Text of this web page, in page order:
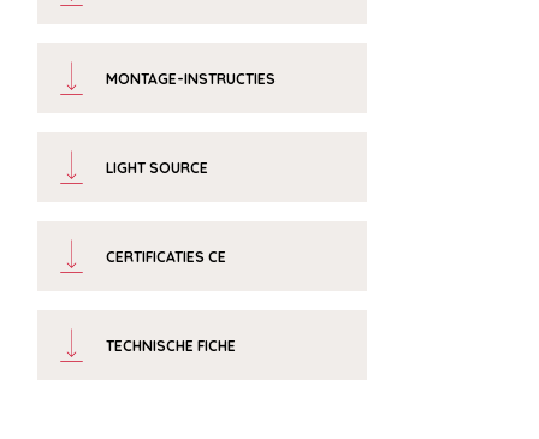
MONTAGE-INSTRUCTIES
LIGHT SOURCE
CERTIFICATIES CE
TECHNISCHE FICHE